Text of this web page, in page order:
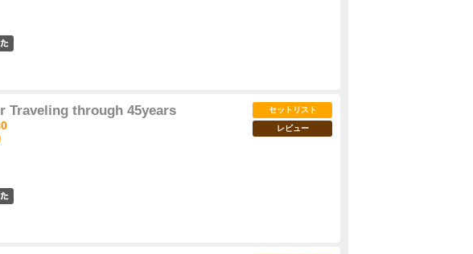
Traveling through 45years セットリスト
レビュー